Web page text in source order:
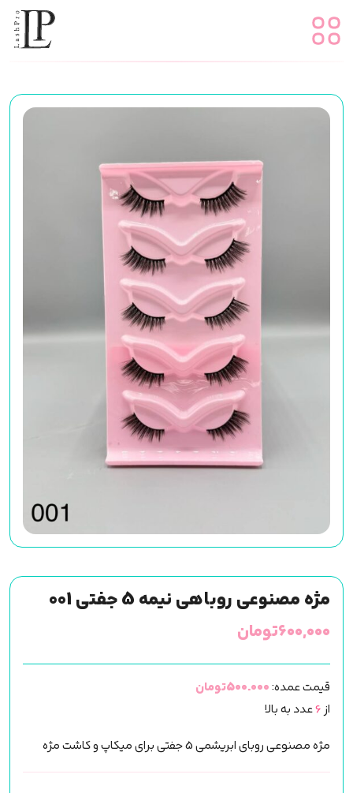
مژه مصنوعی روباهی نیمه 5 جفتی 001
۶۰۰,۰۰۰تومان
قیمت عمده:500.000تومان
از6عدد به بالا
مژه مصنوعی روبای ابریشمی 5 جفتی برای میکاپ و کاشت مژه